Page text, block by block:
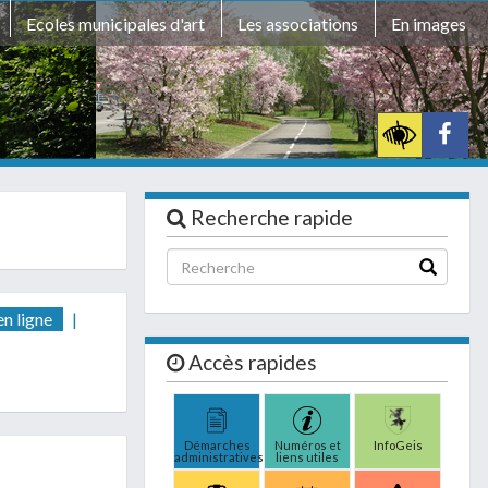
Ecoles municipales d'art Les associations En images
ligne
|
Recherche rapide
Accès rapides
Démarches
administratives
Numéros et
liens utiles
InfoGeis